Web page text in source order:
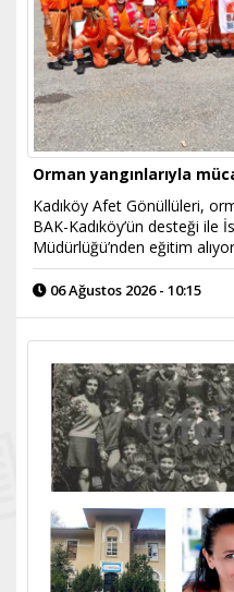
Orman yangınlarıyla
Kadıköy Afet Gönüllüleri,
BAK-Kadıköy’ün desteği ile
Müdürlüğü’nden eğitim alıyor
06 Ağustos 2026 - 10:15